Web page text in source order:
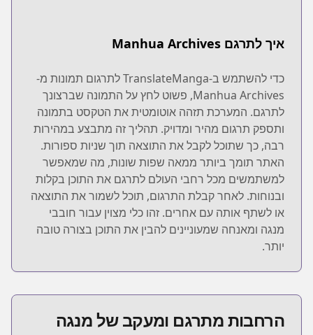
איך לתרגם Manhua Archives
כדי להשתמש ב-TranslateManga לתרגום תמונות מ-
Manhua Archives, פשוט לחץ על התמונה שברצונך
לתרגם. המערכת תזהה אוטומטית את הטקסט בתמונה
ותספק תרגום מהיר ומדויק. תהליך זה מתבצע במהירות
רבה, כך שתוכל לקבל את התוצאה תוך שניות ספורות.
האתר תומך ביותר ממאה שפות שונות, מה שמאפשר
למשתמשים מכל רחבי העולם לתרגם את התוכן בקלות
ובנוחות. לאחר קבלת התרגום, תוכל לשמור את התוצאה
או לשתף אותה עם אחרים. זהו כלי מצוין עבור חובבי
מנגה ומאנחה שמעוניינים להבין את התוכן בצורה טובה
יותר.
הרחבות מתרגם ומעקב של מנגה